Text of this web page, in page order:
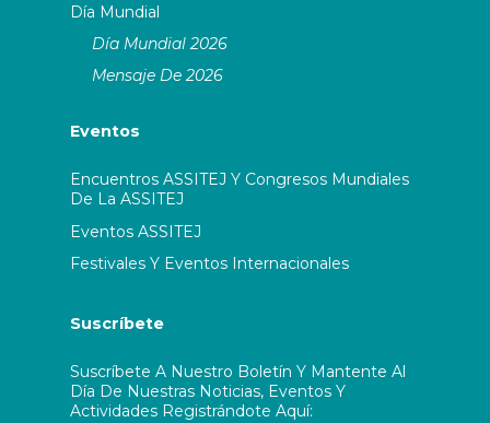
ASSITEJ Jordan
ASSITEJ Latvia
ASSITEJ Lebanon
ASSITEJ Luxembourg
Día Mundial
Día Mundial 2026
Mensaje De 2026
Eventos
Encuentros ASSITEJ Y Congresos Mundiales
De La ASSITEJ
Eventos ASSITEJ
Festivales Y Eventos Internacionales
Suscríbete
Suscríbete A Nuestro Boletín Y Mantente Al
Día De Nuestras Noticias, Eventos Y
Actividades Registrándote Aquí: